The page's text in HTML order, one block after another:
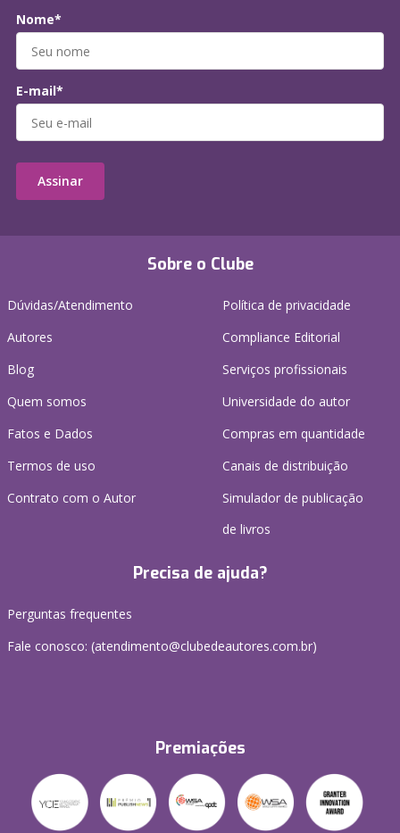
Sobre o Clube
Dúvidas/Atendimento
Autores
Blog
Quem somos
Fatos e Dados
Termos de uso
Contrato com o Autor
Política de privacidade
Compliance Editorial
Serviços profissionais
Universidade do autor
Compras em quantidade
Canais de distribuição
Simulador de publicação
de livros
Precisa de ajuda?
Perguntas frequentes
Fale conosco: (atendimento@clubedeautores.com.br)
Premiações
Nome*
E-mail*
Assinar